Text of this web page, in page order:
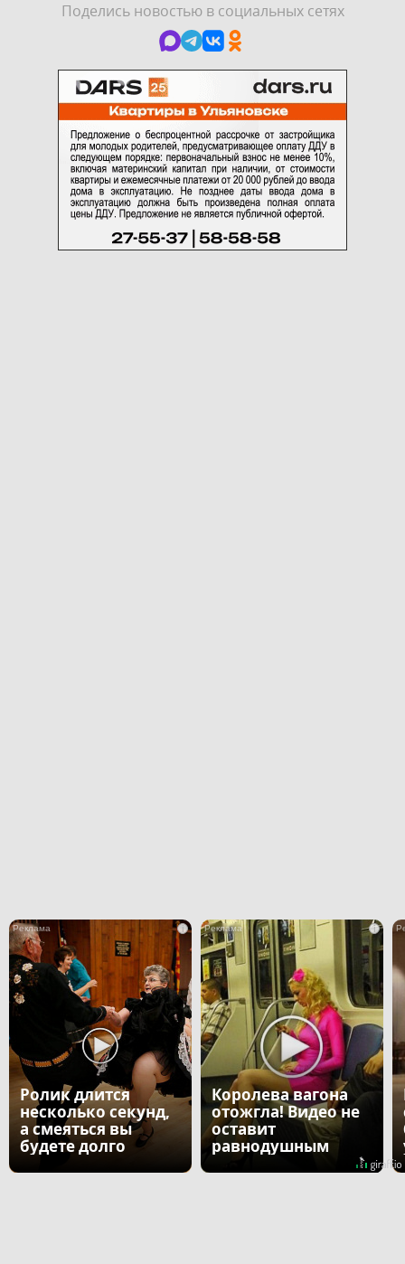
Поделись новостью в социальных сетях
i
Ролик длится
несколько секунд,
а смеяться вы
будете долго
i
Королева вагона
отожгла! Видео не
оставит
равнодушным